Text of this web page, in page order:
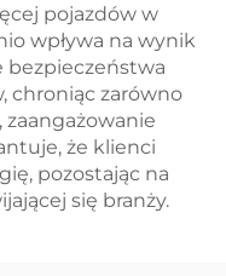
pojazdów w
wpływa na wynik
bezpieczeństwa
chroniąc zarówno
zaangażowanie
że klienci
pozostając na
się branży.